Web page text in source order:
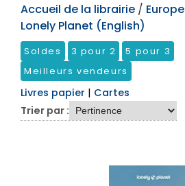
Accueil de la librairie / Europe
Lonely Planet (English)
Soldes 3 pour 2
5 pour 3
Meilleurs vendeurs
Livres papier | Cartes
Trier par :